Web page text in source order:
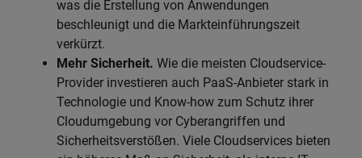
was die Erstellung von Anwendungen
beschleunigt und die Markteinführungszeit
verkürzt.
Mehr Sicherheit. Wie die meisten Cloudservice-
Provider investieren auch PaaS-Anbieter stark in
Technologie und Know-how zum Schutz ihrer
Cloudumgebung vor Cyberangriffen und
Sicherheitsverstößen. Viele Cloudservices bieten